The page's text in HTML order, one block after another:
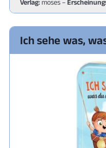
Verlag: moses –
Ich sehe was,